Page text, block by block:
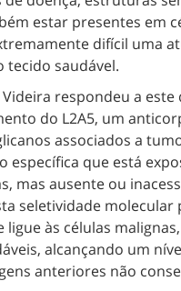
estar presentes em
difícil uma
tecido saudável.
respondeu a este
do L2A5, um
associados a
específica que está
mas ausente ou
seletividade
ligue às células
alcançando um
anteriores não